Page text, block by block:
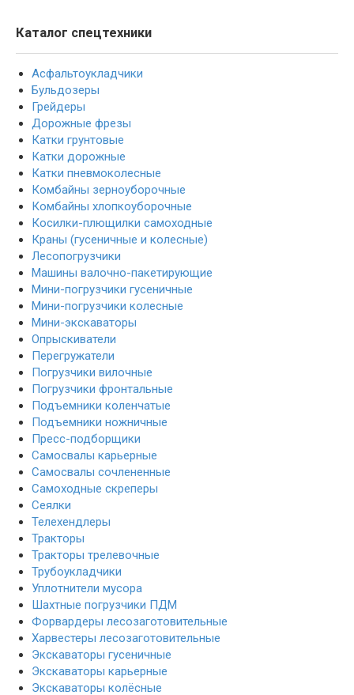
Каталог спецтехники
Асфальтоукладчики
Бульдозеры
Грейдеры
Дорожные фрезы
Катки грунтовые
Катки дорожные
Катки пневмоколесные
Комбайны зерноуборочные
Комбайны хлопкоуборочные
Косилки-плющилки самоходные
Краны (гусеничные и колесные)
Лесопогрузчики
Машины валочно-пакетирующие
Мини-погрузчики гусеничные
Мини-погрузчики колесные
Мини-экскаваторы
Опрыскиватели
Перегружатели
Погрузчики вилочные
Погрузчики фронтальные
Подъемники коленчатые
Подъемники ножничные
Пресс-подборщики
Самосвалы карьерные
Самосвалы сочлененные
Самоходные скреперы
Сеялки
Телехендлеры
Тракторы
Тракторы трелевочные
Трубоукладчики
Уплотнители мусора
Шахтные погрузчики ПДМ
Форвардеры лесозаготовительные
Харвестеры лесозаготовительные
Экскаваторы гусеничные
Экскаваторы карьерные
Экскаваторы колёсные